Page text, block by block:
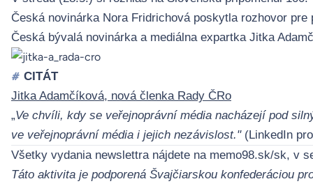
Česká novinárka Nora Fridrichová poskytla rozhovor
Česká bývalá novinárka a mediálna expartka Jitka
# CITÁT
Jitka Adamčíková, nová členka Rady ČRo
„Ve chvíli, kdy se veřejnoprávní média nacházejí pod
ve veřejnoprávní média i jejich nezávislost."(LinkedIn
Všetky vydania newslettra nájdete na memo98.sk/sk, v
Táto aktivita je podporená Švajčiarskou konfederáciou